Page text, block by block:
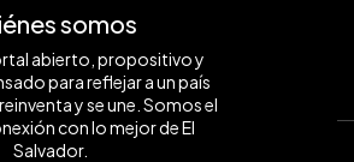
somos
abierto, propositivo y
para reflejar a un país
y se une. Somos el
con lo mejor de El
Salvador.